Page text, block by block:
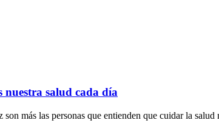
nuestra salud cada día
más las personas que entienden que cuidar la salud